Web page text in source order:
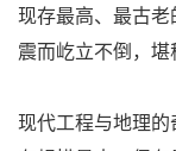
现存最高、最古
震而屹立不倒，堪
现代工程与地理